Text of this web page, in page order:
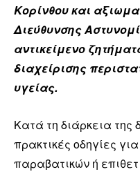
Κορίνθου και
Διεύθυνσης
αντικείμενο
διαχείρισης
υγείας.
Κατά τη διάρκεια
πρακτικές οδηγίες
παραβατικών ή